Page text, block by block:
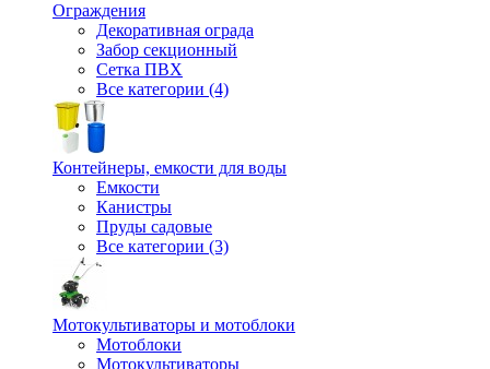
Ограждения
Декоративная ограда
Забор секционный
Сетка ПВХ
Все категории (4)
Контейнеры, емкости для воды
Емкости
Канистры
Пруды садовые
Все категории (3)
Мотокультиваторы и мотоблоки
Мотоблоки
Мотокультиваторы